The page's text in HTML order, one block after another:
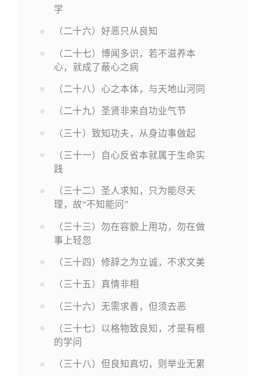
学
（二十六）好恶只从良知
（二十七）博闻多识，若不滋养本
心，就成了蔽心之病
（二十八）心之本体，与天地山河同
（二十九）圣贤非来自功业气节
（三十）致知功夫，从身边事做起
（三十一）自心反省本就属于生命实
践
（三十二）圣人求知，只为能尽天
理，故“不知能问”
（三十三）勿在容貌上用功，勿在做
事上轻忽
（三十四）修辞之为立诚，不求文美
（三十五）真情非相
（三十六）无需求善，但须去恶
（三十七）以格物致良知，才是有根
的学问
（三十八）但良知真切，则举业无累